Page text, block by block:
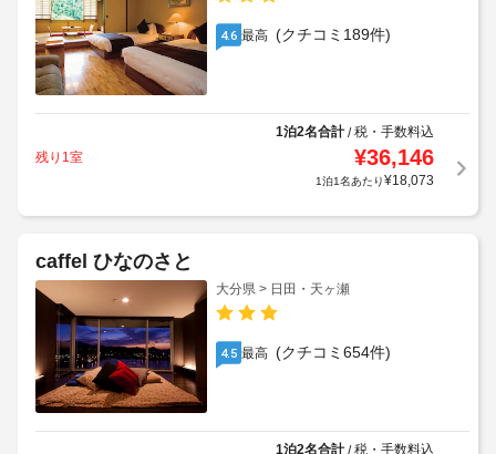
4.6 最高 (クチコミ189件)
1泊2名合計/税・手数料込
残り1室
¥36,146
1泊1名あたり¥18,073
caffel ひなのさと
大分県 > 日田・天ヶ瀬
4.5 最高 (クチコミ654件)
1泊2名合計/税・手数料込